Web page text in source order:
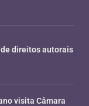
direitos autorais
visita Câmara